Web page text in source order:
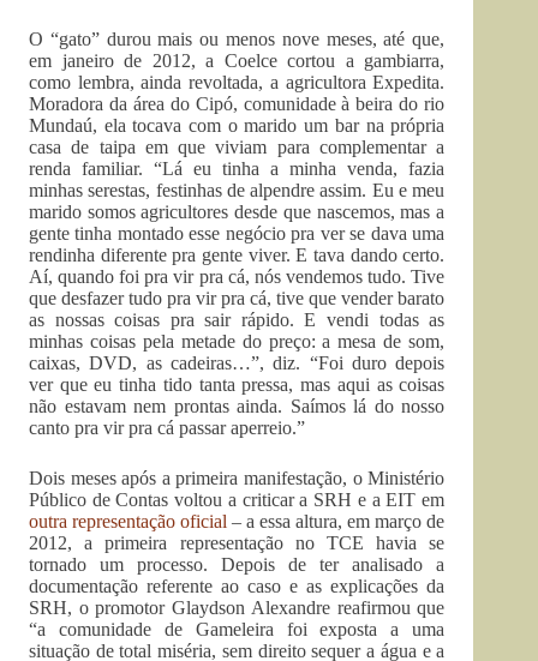
O “gato” durou mais ou menos nove meses, até que,
em janeiro de 2012, a Coelce cortou a gambiarra,
como lembra, ainda revoltada, a agricultora Expedita.
Moradora da área do Cipó, comunidade à beira do rio
Mundaú, ela tocava com o marido um bar na própria
casa de taipa em que viviam para complementar a
renda familiar. “Lá eu tinha a minha venda, fazia
minhas serestas, festinhas de alpendre assim. Eu e meu
marido somos agricultores desde que nascemos, mas a
gente tinha montado esse negócio pra ver se dava uma
rendinha diferente pra gente viver. E tava dando certo.
Aí, quando foi pra vir pra cá, nós vendemos tudo. Tive
que desfazer tudo pra vir pra cá, tive que vender barato
as nossas coisas pra sair rápido. E vendi todas as
minhas coisas pela metade do preço: a mesa de som,
caixas, DVD, as cadeiras…”, diz. “Foi duro depois
ver que eu tinha tido tanta pressa, mas aqui as coisas
não estavam nem prontas ainda. Saímos lá do nosso
canto pra vir pra cá passar aperreio.”
Dois meses após a primeira manifestação, o Ministério
Público de Contas voltou a criticar a SRH e a EIT em
outra representação oficial – a essa altura, em março de
2012, a primeira representação no TCE havia se
tornado um processo. Depois de ter analisado a
documentação referente ao caso e as explicações da
SRH, o promotor Glaydson Alexandre reafirmou que
“a comunidade de Gameleira foi exposta a uma
situação de total miséria, sem direito sequer a água e a